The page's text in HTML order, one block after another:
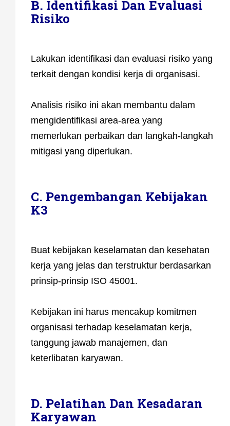
B. Identifikasi Dan Evaluasi
Risiko
Lakukan identifikasi dan evaluasi risiko yang
terkait dengan kondisi kerja di organisasi.
Analisis risiko ini akan membantu dalam
mengidentifikasi area-area yang
memerlukan perbaikan dan langkah-langkah
mitigasi yang diperlukan.
C. Pengembangan Kebijakan
K3
Buat kebijakan keselamatan dan kesehatan
kerja yang jelas dan terstruktur berdasarkan
prinsip-prinsip ISO 45001.
Kebijakan ini harus mencakup komitmen
organisasi terhadap keselamatan kerja,
tanggung jawab manajemen, dan
keterlibatan karyawan.
D. Pelatihan Dan Kesadaran
Karyawan